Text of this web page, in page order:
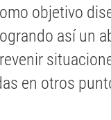
objetivo
así un
en otros